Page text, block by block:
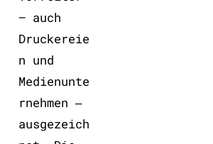
– auch
Druckereie
n und
Medienunte
rnehmen ‒
ausgezeich